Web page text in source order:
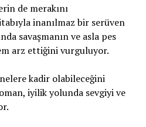
de merakını
inanılmaz bir serüven
savaşmanın ve asla pes
arz ettiğini vurguluyor.
kadir olabileceğini
iyilik yolunda sevgiyi ve